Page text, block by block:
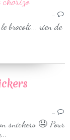
…
brocoli... rien de
…
snickers 🤤 Pour